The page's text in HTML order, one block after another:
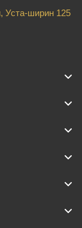
Уста-ширин 125